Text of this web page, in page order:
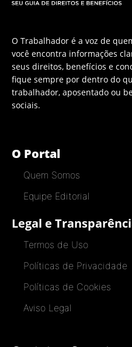
O Trabalhador é a voz de
você encontra informações
seus direitos, benefícios e
fique sempre por dentro do
trabalhador, aposentado ou
sociais.
O Portal
Quem Somos
Equipe Editorial
Legal e
Termos de Uso
Políticas de Privacidade
Políticas de Cookies
Aviso Legal